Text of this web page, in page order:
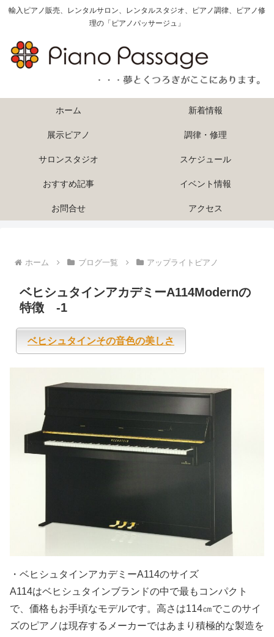
輸入ピアノ販売、レンタルサロン、レンタルスタジオ、ピアノ調律、ピアノ修
理の「ピアノパッサージュ」
ホーム 新着情報
展示ピアノ 調律・修理
サロンスタジオ スケジュール
おすすめ記事 イベント情報
お問合せ アクセス
ホーム ブログ一覧 アップライトピアノ
ベヒシュタインアカデミーA114Modernの
特徴 -1
ベヒシュタインその音色の美しさ
・ベヒシュタインアカデミーA114のサイズ
A114はベヒシュタインブランドの中で最もコンパクト
で、価格もお手頃なモデルです。高さは114㎝でこのサイ
ズのピアノは現存するメーカーではあまり積極的な製造を